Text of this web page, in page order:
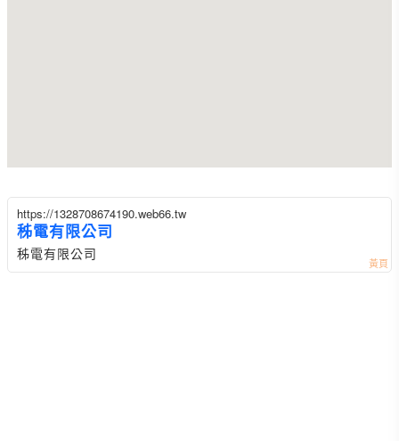
https://1328708674190.web66.tw
秭電有限公司
秭電有限公司